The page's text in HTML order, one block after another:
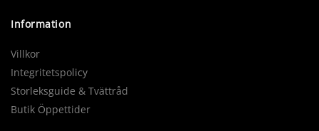
Information
Villkor
Integritetspolicy
Storleksguide & Tvättråd
Butik Öppettider